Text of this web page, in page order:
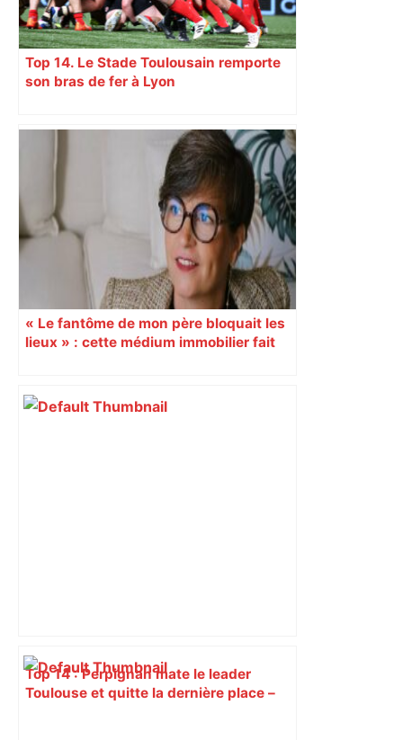
Top 14. Le Stade Toulousain remporte
son bras de fer à Lyon
« Le fantôme de mon père bloquait les
lieux » : cette médium immobilier fait
Top 14 : Perpignan mate le leader
Toulouse et quitte la dernière place –